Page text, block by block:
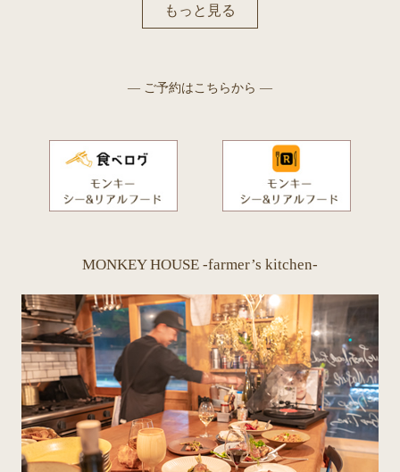
もっと見る
— ご予約はこちらから —
MONKEY HOUSE -farmer’s kitchen-